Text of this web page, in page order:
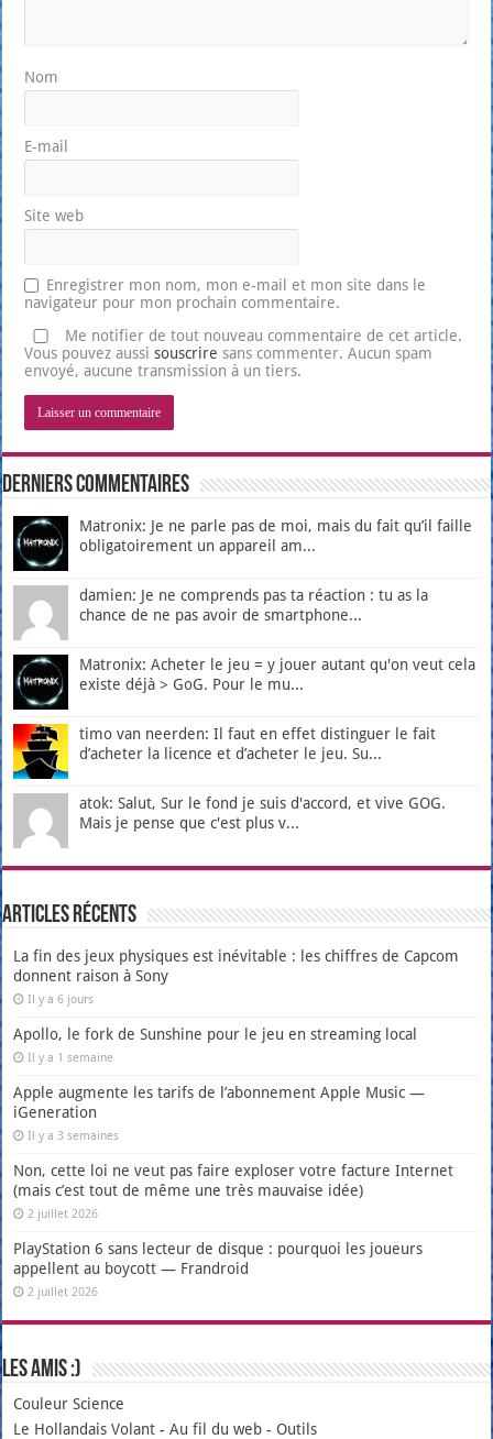
Nom
E-mail
Site web
Enregistrer mon nom, mon e-mail et mon site dans le
navigateur pour mon prochain commentaire.
Me notifier de tout nouveau commentaire de cet article.
Vous pouvez aussisouscrire sans commenter. Aucun spam
envoyé, aucune transmission à un tiers.
Derniers Commentaires
Matronix: Je ne parle pas de moi, mais du fait qu’il faille
obligatoirement un appareil am...
damien: Je ne comprends pas ta réaction : tu as la
chance de ne pas avoir de smartphone...
Matronix: Acheter le jeu = y jouer autant qu'on veut cela
existe déjà > GoG. Pour le mu...
timo van neerden: Il faut en effet distinguer le fait
d’acheter la licence et d’acheter le jeu. Su...
atok: Salut, Sur le fond je suis d'accord, et vive GOG.
Mais je pense que c'est plus v...
Articles récents
La fin des jeux physiques est inévitable : les chiffres de Capcom
donnent raison à Sony
Il y a 6 jours
Apollo, le fork de Sunshine pour le jeu en streaming local
Il y a 1 semaine
Apple augmente les tarifs de l’abonnement Apple Music —
iGeneration
Il y a 3 semaines
Non, cette loi ne veut pas faire exploser votre facture Internet
(mais c’est tout de même une très mauvaise idée)
2 juillet 2026
PlayStation 6 sans lecteur de disque : pourquoi les joueurs
appellent au boycott — Frandroid
2 juillet 2026
Les amis :)
Couleur Science
Le Hollandais Volant -Au fil du web - Outils